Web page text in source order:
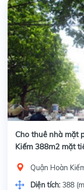
Cho thuê nhà mặt
Kiếm 388m2 mặt
Quận Hoàn
Diện tích: 388